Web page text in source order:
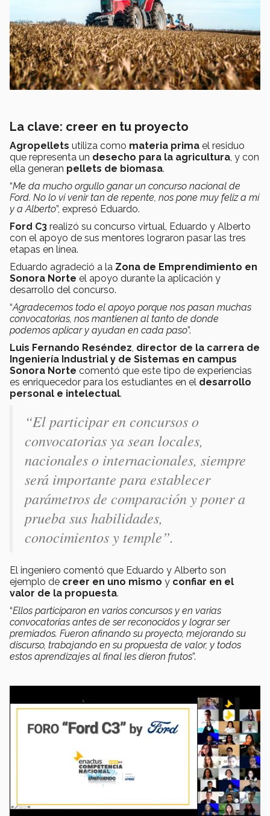
La clave: creer en tu proyecto
Agropellets utiliza como materia prima el residuo
que representa un desecho para la agricultura, y con
ella generan pellets de biomasa.
“Me da mucho orgullo ganar un concurso nacional de
Ford. No lo vi venir tan de repente, nos pone muy feliz a mí
y a Alberto”, expresó Eduardo.
Ford C3 realizó su concurso virtual, Eduardo y Alberto
con el apoyo de sus mentores lograron pasar las tres
etapas en línea.
Eduardo agradeció a la Zona de Emprendimiento en
Sonora Norte el apoyo durante la aplicación y
desarrollo del concurso.
“Agradecemos todo el apoyo porque nos pasan muchas
convocatorias, nos mantienen al tanto de donde
podemos aplicar y ayudan en cada paso”.
Luis Fernando Reséndez, director de la carrera de
Ingeniería Industrial y de Sistemas en campus
Sonora Norte comentó que este tipo de experiencias
es enriquecedor para los estudiantes en el desarrollo
personal e intelectual.
“El participar en concursos o
convocatorias ya sean locales,
nacionales o internacionales, siempre
será importante para establecer
parámetros de comparación y poner a
prueba sus habilidades,
conocimientos y temple”.
El ingeniero comentó que Eduardo y Alberto son
ejemplo de creer en uno mismo y confiar en el
valor de la propuesta.
“Ellos participaron en varios concursos y en varias
convocatorias antes de ser reconocidos y lograr ser
premiados. Fueron afinando su proyecto, mejorando su
discurso, trabajando en su propuesta de valor, y todos
estos aprendizajes al final les dieron frutos”.